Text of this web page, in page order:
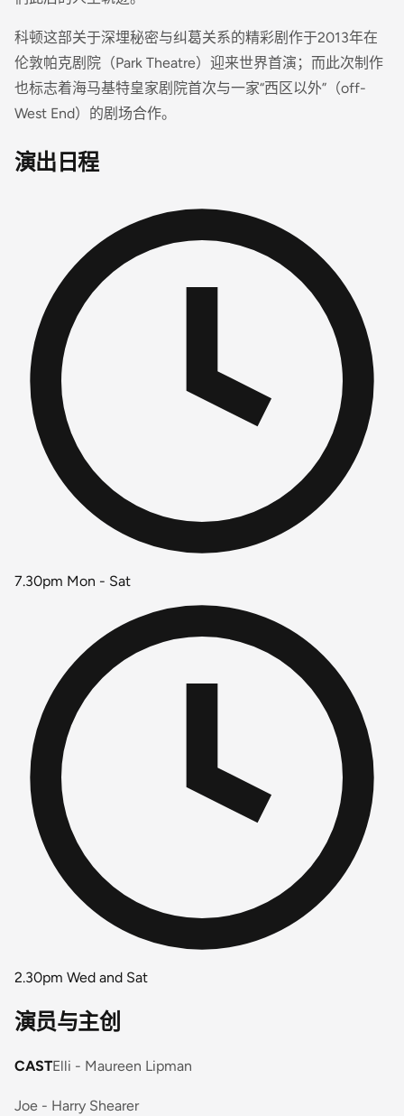
科顿这部关于深埋秘密与纠葛关系的精彩剧作于2013年在
伦敦帕克剧院（Park Theatre）迎来世界首演；而此次制作
也标志着海马基特皇家剧院首次与一家“西区以外”（off-
West End）的剧场合作。
演出日程
7.30pm Mon - Sat
2.30pm Wed and Sat
演员与主创
CASTElli - Maureen Lipman
Joe - Harry Shearer